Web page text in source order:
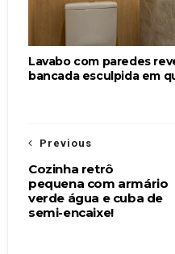
Lavabo com paredes
bancada esculpida em
Previous
Cozinha retrô
pequena com armário
verde água e cuba de
semi-encaixe!